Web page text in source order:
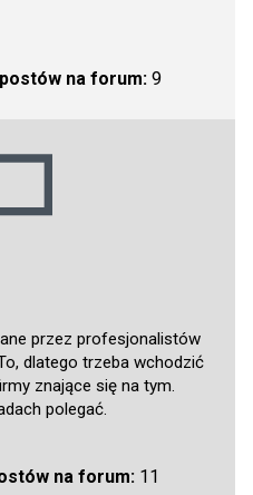
postów na forum:9
przez profesjonalistów
dlatego trzeba wchodzić
znające się na tym.
polegać.
na forum:11